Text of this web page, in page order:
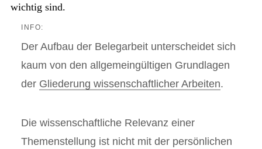
wichtig sind.
INFO:
Der Aufbau der Belegarbeit unterscheidet sich
kaum von den allgemeingültigen Grundlagen
der Gliederung wissenschaftlicher Arbeiten.
Die wissenschaftliche Relevanz einer
Themenstellung ist nicht mit der persönlichen